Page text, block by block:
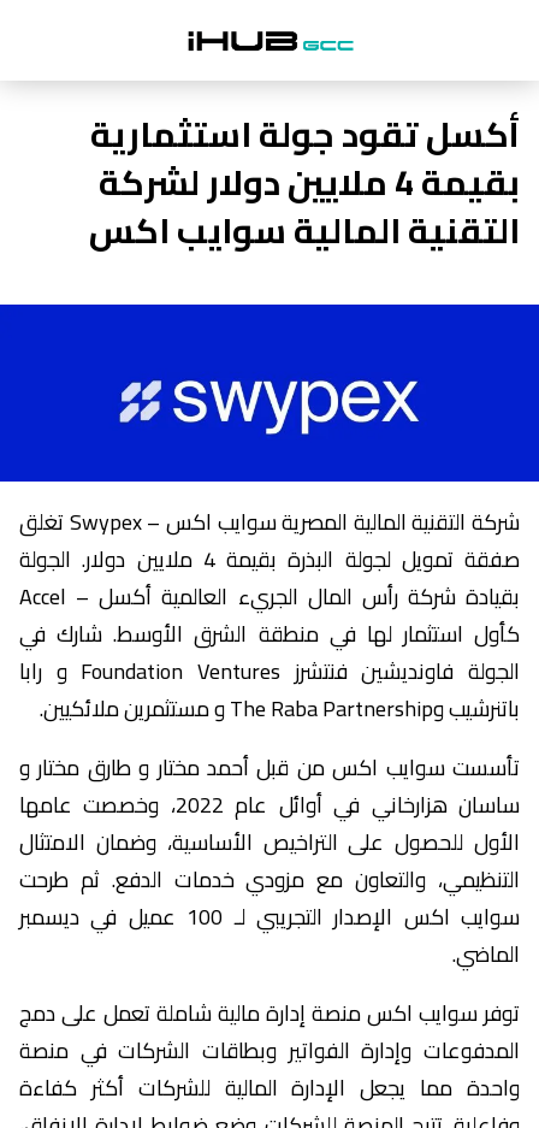
أكسل تقود جولة استثمارية
بقيمة 4 ملايين دولار لشركة
التقنية المالية سوايب اكس
شركة التقنية المالية المصرية سوايب اكس – Swypex تغلق
صفقة تمويل لجولة البذرة بقيمة 4 ملايين دولار. الجولة
بقيادة شركة رأس المال الجريء العالمية أكسل – Accel
كأول استثمار لها في منطقة الشرق الأوسط. شارك في
الجولة فاونديشين فنتشرز Foundation Ventures و رابا
باتنرشيب وThe Raba Partnership و مستثمرين ملائكيين.
تأسست سوايب اكس من قبل أحمد مختار و طارق مختار و
ساسان هزارخاني في أوائل عام 2022، وخصصت عامها
الأول للحصول على التراخيص الأساسية، وضمان الامتثال
التنظيمي، والتعاون مع مزودي خدمات الدفع. ثم طرحت
سوايب اكس الإصدار التجريبي لـ 100 عميل في ديسمبر
الماضي.
توفر سوايب اكس منصة إدارة مالية شاملة تعمل على دمج
المدفوعات وإدارة الفواتير وبطاقات الشركات في منصة
واحدة مما يجعل الإدارة المالية للشركات أكثر كفاءة